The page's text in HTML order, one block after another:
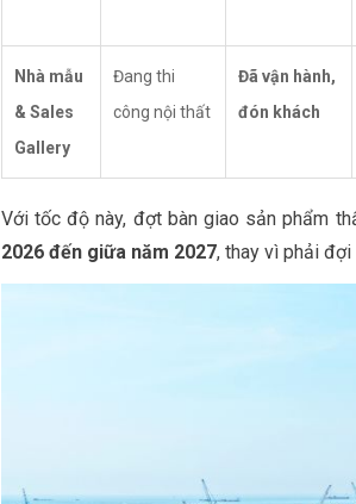
Nhà mẫu
& Sales
Gallery
Đang thi
công nội thất
Đã vận hành,
đón khách
Với tốc độ này, đợt bàn giao sản phẩm
2026 đến giữa năm 2027, thay vì phải